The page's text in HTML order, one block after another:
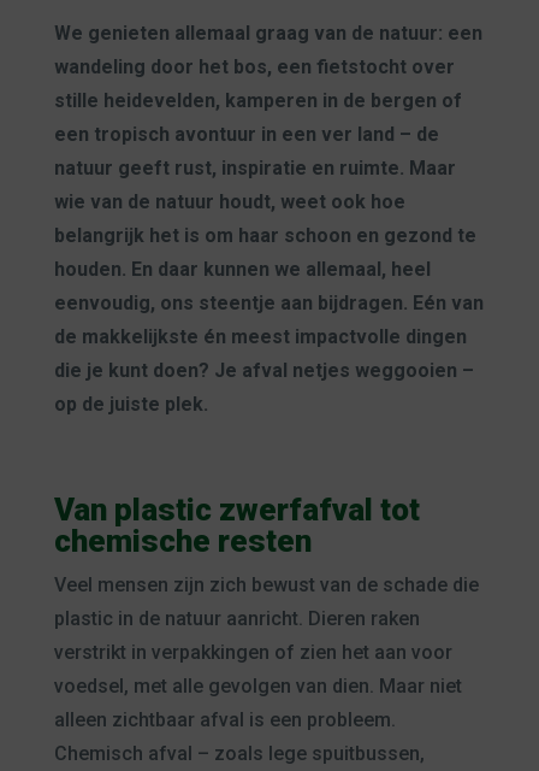
We genieten allemaal graag van de natuur: een
wandeling door het bos, een fietstocht over
stille heidevelden, kamperen in de bergen of
een tropisch avontuur in een ver land – de
natuur geeft rust, inspiratie en ruimte. Maar
wie van de natuur houdt, weet ook hoe
belangrijk het is om haar schoon en gezond te
houden. En daar kunnen we allemaal, heel
eenvoudig, ons steentje aan bijdragen. Eén van
de makkelijkste én meest impactvolle dingen
die je kunt doen? Je afval netjes weggooien –
op de juiste plek.
Van plastic zwerfafval tot
chemische resten
Veel mensen zijn zich bewust van de schade die
plastic in de natuur aanricht. Dieren raken
verstrikt in verpakkingen of zien het aan voor
voedsel, met alle gevolgen van dien. Maar niet
alleen zichtbaar afval is een probleem.
Chemisch afval – zoals lege spuitbussen,